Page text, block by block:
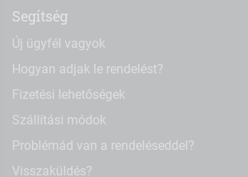
Segítség
Új ügyfél vagyok
Hogyan adjak le rendelést?
Fizetési lehetőségek
Szállítási módok
Problémád van a rendeléseddel?
Visszaküldés?